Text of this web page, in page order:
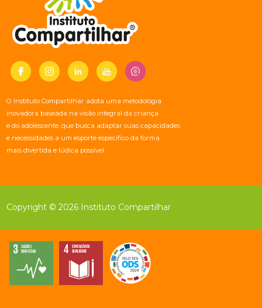
O Instituto Compartilhar adota uma metodologia
inovadora baseada na visão integral da criança
e do adolescente, que busca adaptar suas capacidades
e necessidades a um esporte específico da forma
mais divertida e lúdica possível
Copyright © 2026 Instituto Compartilhar